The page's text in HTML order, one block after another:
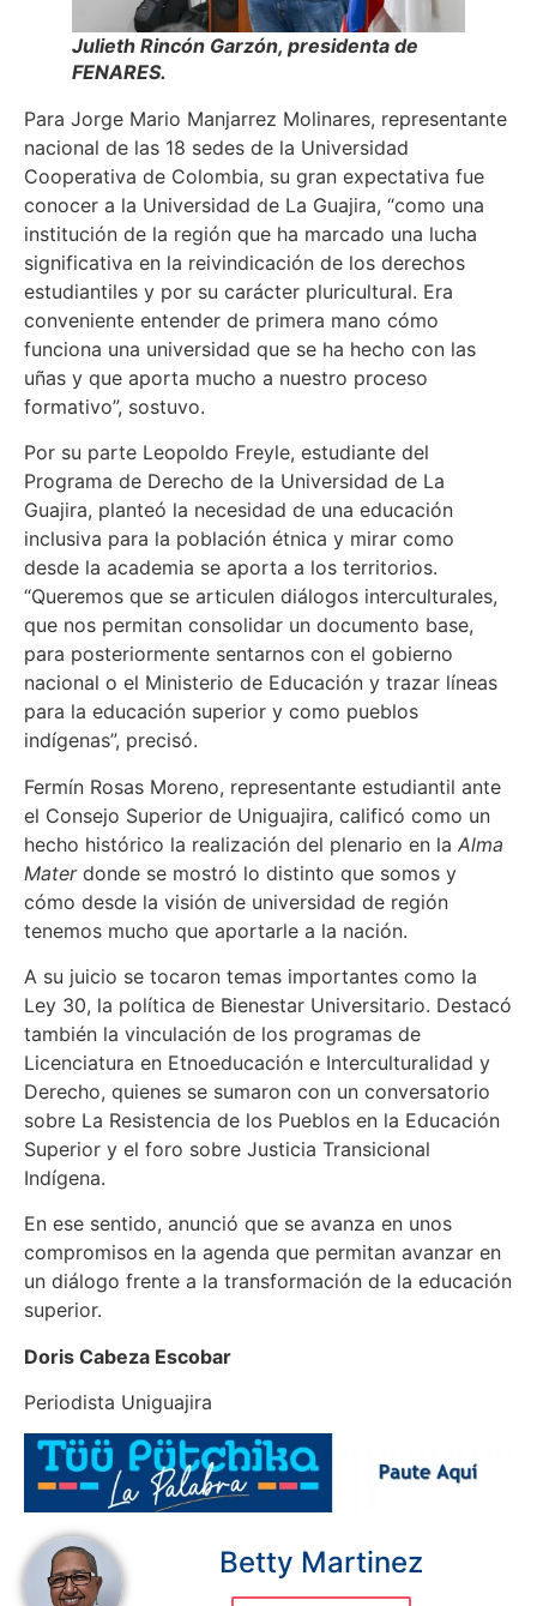
Julieth Rincón Garzón, presidenta de
FENARES.
Para Jorge Mario Manjarrez Molinares, representante
nacional de las 18 sedes de la Universidad
Cooperativa de Colombia, su gran expectativa fue
conocer a la Universidad de La Guajira, “como una
institución de la región que ha marcado una lucha
significativa en la reivindicación de los derechos
estudiantiles y por su carácter pluricultural. Era
conveniente entender de primera mano cómo
funciona una universidad que se ha hecho con las
uñas y que aporta mucho a nuestro proceso
formativo”, sostuvo.
Por su parte Leopoldo Freyle, estudiante del
Programa de Derecho de la Universidad de La
Guajira, planteó la necesidad de una educación
inclusiva para la población étnica y mirar como
desde la academia se aporta a los territorios.
“Queremos que se articulen diálogos interculturales,
que nos permitan consolidar un documento base,
para posteriormente sentarnos con el gobierno
nacional o el Ministerio de Educación y trazar líneas
para la educación superior y como pueblos
indígenas”, precisó.
Fermín Rosas Moreno, representante estudiantil ante
el Consejo Superior de Uniguajira, calificó como un
hecho histórico la realización del plenario en la Alma
Materdonde se mostró lo distinto que somos y
cómo desde la visión de universidad de región
tenemos mucho que aportarle a la nación.
A su juicio se tocaron temas importantes como la
Ley 30, la política de Bienestar Universitario. Destacó
también la vinculación de los programas de
Licenciatura en Etnoeducación e Interculturalidad y
Derecho, quienes se sumaron con un conversatorio
sobre La Resistencia de los Pueblos en la Educación
Superior y el foro sobre Justicia Transicional
Indígena.
En ese sentido, anunció que se avanza en unos
compromisos en la agenda que permitan avanzar en
un diálogo frente a la transformación de la educación
superior.
Doris Cabeza Escobar
Periodista Uniguajira
Betty Martinez